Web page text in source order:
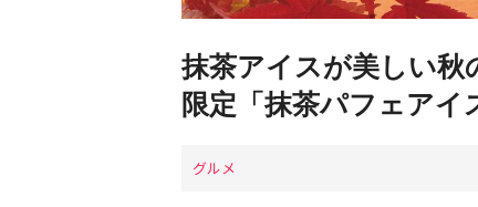
抹茶アイスが美しい
限定「抹茶パフェアイ
グルメ